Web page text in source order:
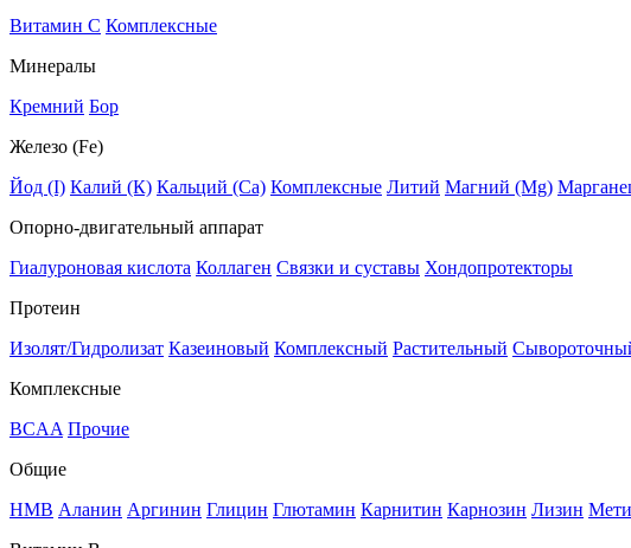
Витамин C Комплексные
Минералы
Кремний Бор
Железо (Fe)
Йод (I) Калий (К) Кальций (Са) Комплексные Литий Магний (Mg)
Опорно-двигательный аппарат
Гиалуроновая кислота Коллаген Связки и суставы Хондопротекторы
Протеин
Изолят/Гидролизат Казеиновый Комплексный Растительный
Комплексные
BCAA Прочие
Общие
HMB Аланин Аргинин Глицин Глютамин Карнитин Карнозин Лизин